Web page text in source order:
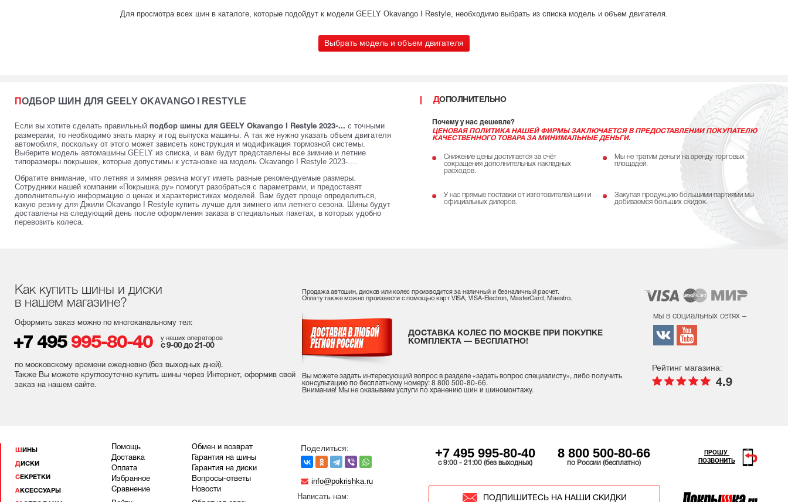
Для просмотра всех шин в каталоге, которые подойдут к модели GEELY Okavango I Restyle, необходимо выбрать из списка модель и объем двигателя.
Выбрать модель и объем двигателя
ПОДБОР ШИН ДЛЯ GEELY OKAVANGO I RESTYLE
Если вы хотите сделать правильный подбор шины для GEELY Okavango I Restyle 2023-... с точными
размерами, то необходимо знать марку и год выпуска машины. А так же нужно указать объем двигателя
автомобиля, поскольку от этого может зависеть конструкция и модификация тормозной системы.
Выберите модель автомашины GEELY из списка, и вам будут представлены все зимние и летние
типоразмеры покрышек, которые допустимы к установке на модель Okavango I Restyle 2023-....
Обратите внимание, что летняя и зимняя резина могут иметь разные рекомендуемые размеры.
Сотрудники нашей компании «Покрышка.ру» помогут разобраться с параметрами, и предоставят
дополнительную информацию о ценах и характеристиках моделей. Вам будет проще определиться,
какую резину для Джили Okavango I Restyle купить лучше для зимнего или летнего сезона. Шины будут
доставлены на следующий день после оформления заказа в специальных пакетах, в которых удобно
перевозить колеса.
ДОПОЛНИТЕЛЬНО
Почему у нас дешевле?
ЦЕНОВАЯ ПОЛИТИКА НАШЕЙ ФИРМЫ ЗАКЛЮЧАЕТСЯ В ПРЕДОСТАВЛЕНИИ ПОКУПАТЕЛЮ
КАЧЕСТВЕННОГО ТОВАРА ЗА МИНИМАЛЬНЫЕ ДЕНЬГИ.
Снижение цены достигается за счёт
сокращения дополнительных накладных
расходов.
Мы не тратим деньги на аренду торговых
площадей.
У нас прямые поставки от изготовителей шин и
официальных дилеров.
Закупая продукцию большими партиями мы
добиваемся больших скидок.
Как купить шины и диски
в нашем магазине?
Оформить заказ можно по многоканальному тел:
+7 495 995-80-40 у наших операторов
с 9-00 до 21-00
по московскому времени ежедневно (без выходных дней).
Также Вы можете круглосуточно купить шины через Интернет, оформив свой
заказ на нашем сайте.
Продажа автошин, дисков или колес производится за наличный и безналичный расчет.
Оплату также можно произвести с помощью карт VISA, VISA-Electron, MasterCard, Maestro.
ДОСТАВКА КОЛЕС ПО МОСКВЕ ПРИ ПОКУПКЕ
КОМПЛЕКТА — БЕСПЛАТНО!
Вы можете задать интересующий вопрос в разделе «задать вопрос специалисту», либо получить
консультацию по бесплатному номеру: 8 800 500-80-66.
Внимание! Мы не оказываем услуги по хранению шин и шиномонтажу.
мы в социальных сетях –
Рейтинг магазина:
4.9
ШИНЫ
ДИСКИ
СЕКРЕТКИ
АКСЕССУАРЫ
Помощь
Доставка
Оплата
Избранное
Сравнение
Обмен и возврат
Гарантия на шины
Гарантия на диски
Вопросы-ответы
Новости
Поделиться:
info@pokrishka.ru
Написать нам:
+7 495 995-80-40
c 9:00 - 21:00 (без выходных)
8 800 500-80-66
по России (бесплатно)
ПОДПИШИТЕСЬ НА НАШИ СКИДКИ
ПРОШУ
ПОЗВОНИТЬ